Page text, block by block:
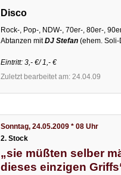
Disco
Rock-, Pop-, NDW-, 70er-, 80er-,
Abtanzen mitDJ Stefan (ehem. Soli-
Eintritt: 3,- €/ 1,- €
Zuletzt bearbeitet am: 24.04.09
Sonntag, 24.05.2009 * 08 Uhr
2. Stock
„sie müßten selber
dieses einzigen